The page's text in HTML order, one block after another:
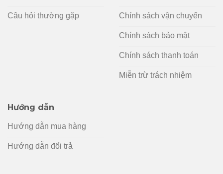
Câu hỏi thường gặp Chính sách vận chuyển
Chính sách bảo mật
Chính sách thanh toán
Miễn trừ trách nhiệm
Hướng dẫn
Hướng dẫn mua hàng
Hướng dẫn đổi trả